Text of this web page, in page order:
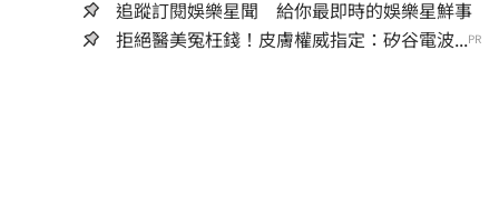
追蹤訂閱娛樂星聞 給你最即時的娛樂星鮮事
拒絕醫美冤枉錢！皮膚權威指定：矽谷電波...PR